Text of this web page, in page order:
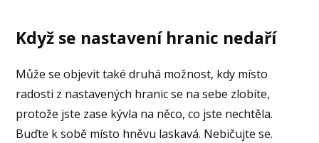
Když se nastavení hranic nedaří
Může se objevit také druhá možnost, kdy místo
radosti z nastavených hranic se na sebe zlobíte,
protože jste zase kývla na něco, co jste nechtěla.
Buďte k sobě místo hněvu laskavá. Nebičujte se.